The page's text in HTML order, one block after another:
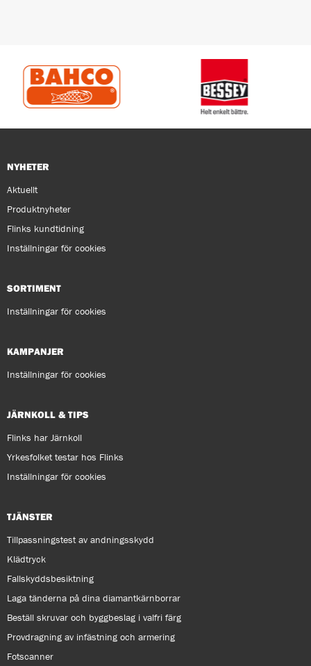
NYHETER
Aktuellt
Produktnyheter
Flinks kundtidning
Inställningar för cookies
SORTIMENT
Inställningar för cookies
KAMPANJER
Inställningar för cookies
JÄRNKOLL & TIPS
Flinks har Järnkoll
Yrkesfolket testar hos Flinks
Inställningar för cookies
TJÄNSTER
Tillpassningstest av andningsskydd
Klädtryck
Fallskyddsbesiktning
Laga tänderna på dina diamantkärnborrar
Beställ skruvar och byggbeslag i valfri färg
Provdragning av infästning och armering
Fotscanner